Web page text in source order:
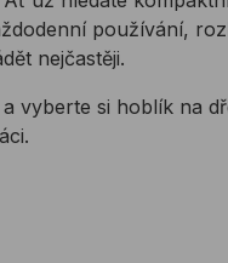
používání,
nejčastěji.
a vyberte si hoblík na